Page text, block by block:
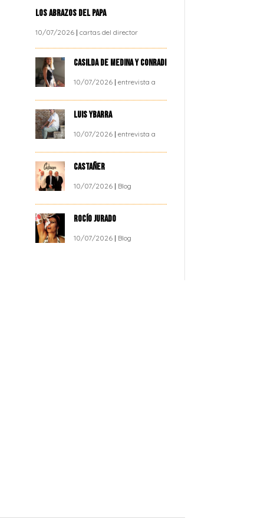
LOS ABRAZOS DEL PAPA
10/07/2026 |cartas del director
CASILDA DE MEDINA Y CONRADI
10/07/2026 |entrevista a
LUIS YBARRA
10/07/2026 |entrevista a
CASTAÑER
10/07/2026 | Blog
ROCÍO JURADO
10/07/2026 | Blog